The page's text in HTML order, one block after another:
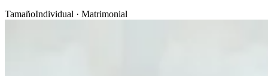
TamañoIndividual · Matrimonial